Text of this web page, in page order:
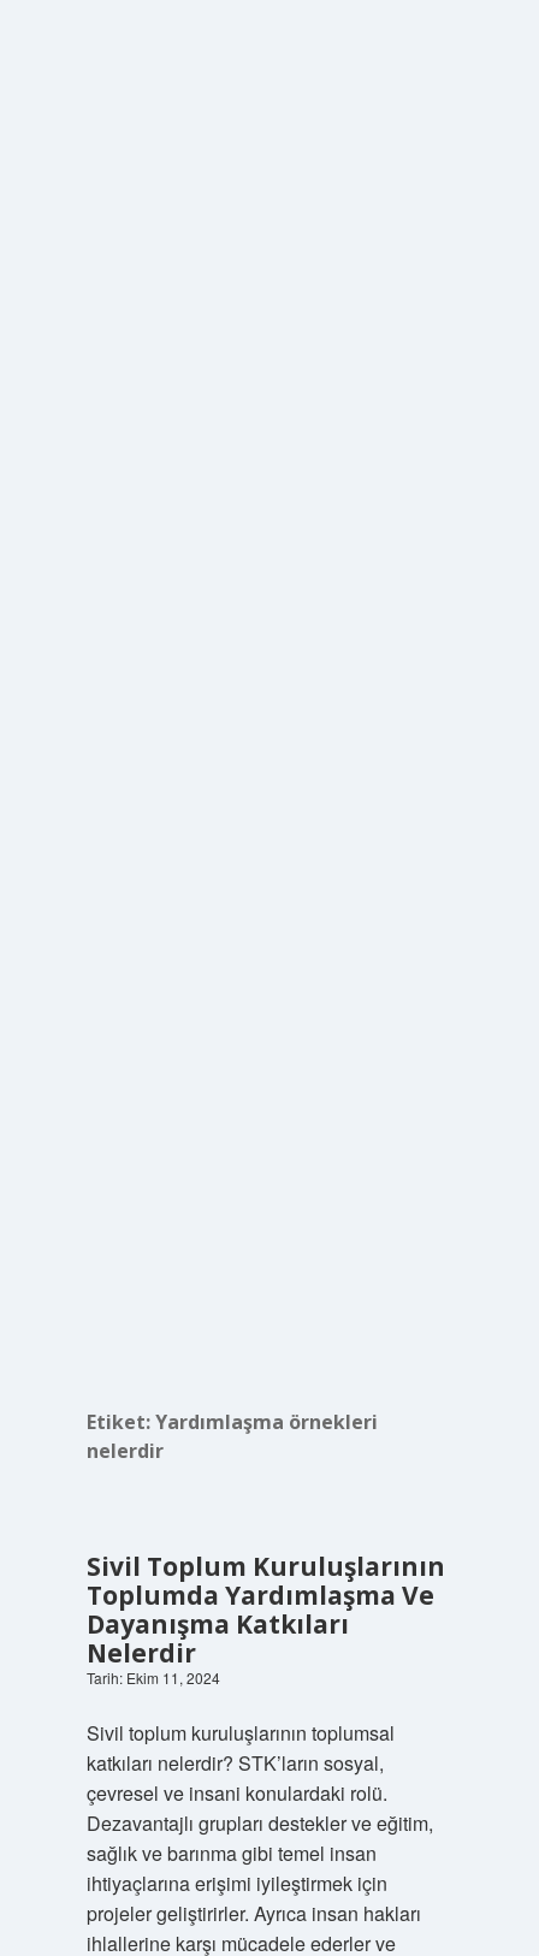
Etiket:Yardımlaşma örnekleri
nelerdir
Sivil Toplum Kuruluşlarının
Toplumda Yardımlaşma Ve
Dayanışma Katkıları
Nelerdir
Tarih: Ekim 11, 2024
Sivil toplum kuruluşlarının toplumsal
katkıları nelerdir? STK’ların sosyal,
çevresel ve insani konulardaki rolü.
Dezavantajlı grupları destekler ve eğitim,
sağlık ve barınma gibi temel insan
ihtiyaçlarına erişimi iyileştirmek için
projeler geliştirirler. Ayrıca insan hakları
ihlallerine karşı mücadele ederler ve